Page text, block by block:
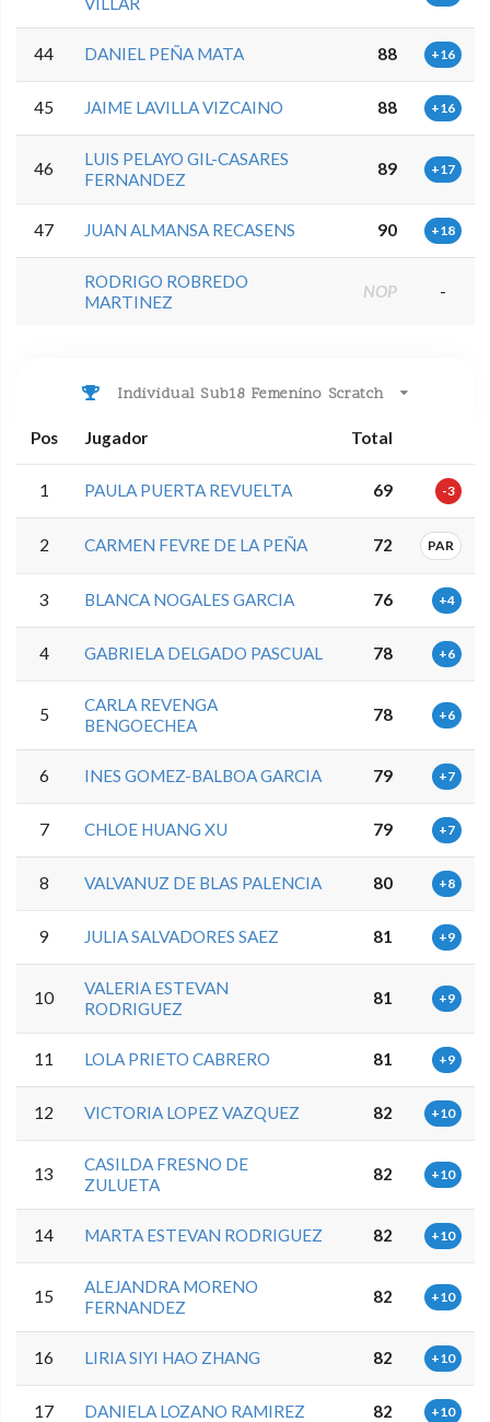
44 DANIEL PEÑA MATA 88 +16
45 JAIME LAVILLA VIZCAINO 88 +16
46
LUIS PELAYO GIL-CASARES
FERNANDEZ
89 +17
47 JUAN ALMANSA RECASENS 90 +18
RODRIGO ROBREDO
MARTINEZ
NOP -
Individual Sub18 Femenino Scratch
Pos Jugador Total
1 PAULA PUERTA REVUELTA 69 -3
2 CARMEN FEVRE DE LA PEÑA 72 PAR
3 BLANCA NOGALES GARCIA 76 +4
4 GABRIELA DELGADO PASCUAL 78 +6
5
CARLA REVENGA
BENGOECHEA
78 +6
6 INES GOMEZ-BALBOA GARCIA 79 +7
7 CHLOE HUANG XU 79 +7
8 VALVANUZ DE BLAS PALENCIA 80 +8
9 JULIA SALVADORES SAEZ 81 +9
10
VALERIA ESTEVAN
RODRIGUEZ
81 +9
11 LOLA PRIETO CABRERO 81 +9
12 VICTORIA LOPEZ VAZQUEZ 82 +10
13
CASILDA FRESNO DE
ZULUETA
82 +10
14 MARTA ESTEVAN RODRIGUEZ 82 +10
15
ALEJANDRA MORENO
FERNANDEZ
82 +10
16 LIRIA SIYI HAO ZHANG 82 +10
17 DANIELA LOZANO RAMIREZ 82 +10